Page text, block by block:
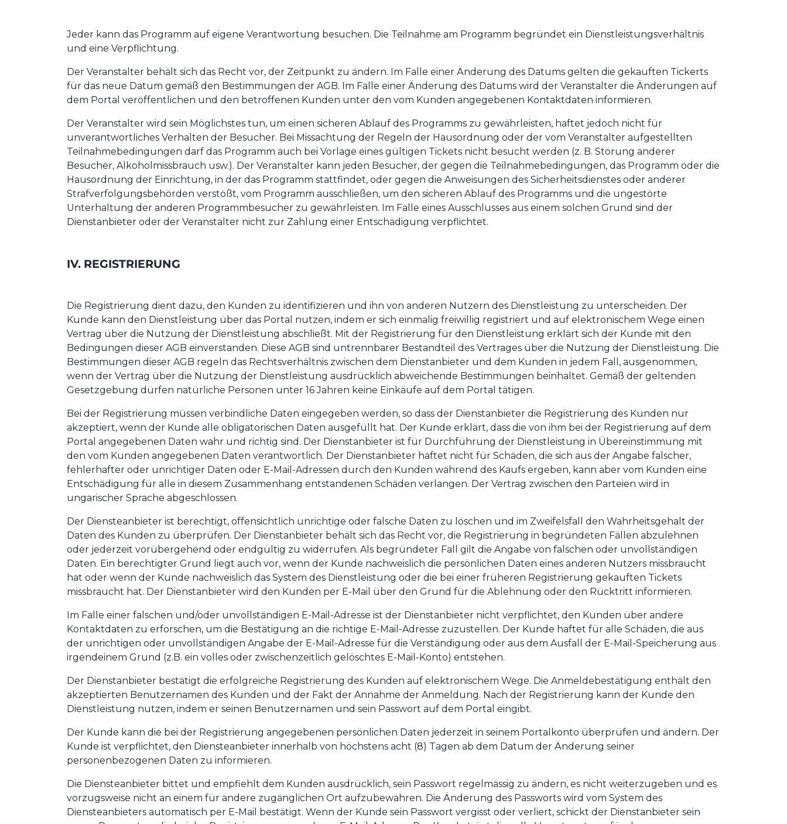
Jeder kann das Programm auf eigene Verantwortung besuchen. Die Teilnahme am Programm begründet ein Dienstleistungsverhältnis
und eine Verpflichtung.
Der Veranstalter behält sich das Recht vor, der Zeitpunkt zu ändern. Im Falle einer Änderung des Datums gelten die gekauften Tickerts
für das neue Datum gemäß den Bestimmungen der AGB. Im Falle einer Änderung des Datums wird der Veranstalter die Änderungen auf
dem Portal veröffentlichen und den betroffenen Kunden unter den vom Kunden angegebenen Kontaktdaten informieren.
Der Veranstalter wird sein Möglichstes tun, um einen sicheren Ablauf des Programms zu gewährleisten, haftet jedoch nicht für
unverantwortliches Verhalten der Besucher. Bei Missachtung der Regeln der Hausordnung oder der vom Veranstalter aufgestellten
Teilnahmebedingungen darf das Programm auch bei Vorlage eines gültigen Tickets nicht besucht werden (z. B. Störung anderer
Besucher, Alkoholmissbrauch usw.). Der Veranstalter kann jeden Besucher, der gegen die Teilnahmebedingungen, das Programm oder die
Hausordnung der Einrichtung, in der das Programm stattfindet, oder gegen die Anweisungen des Sicherheitsdienstes oder anderer
Strafverfolgungsbehörden verstößt, vom Programm ausschließen, um den sicheren Ablauf des Programms und die ungestörte
Unterhaltung der anderen Programmbesucher zu gewährleisten. Im Falle eines Ausschlusses aus einem solchen Grund sind der
Dienstanbieter oder der Veranstalter nicht zur Zahlung einer Entschädigung verpflichtet.
IV. REGISTRIERUNG
Die Registrierung dient dazu, den Kunden zu identifizieren und ihn von anderen Nutzern des Dienstleistung zu unterscheiden. Der
Kunde kann den Dienstleistung über das Portal nutzen, indem er sich einmalig freiwillig registriert und auf elektronischem Wege einen
Vertrag über die Nutzung der Dienstleistung abschließt. Mit der Registrierung für den Dienstleistung erklärt sich der Kunde mit den
Bedingungen dieser AGB einverstanden. Diese AGB sind untrennbarer Bestandteil des Vertrages über die Nutzung der Dienstleistung. Die
Bestimmungen dieser AGB regeln das Rechtsverhältnis zwischen dem Dienstanbieter und dem Kunden in jedem Fall, ausgenommen,
wenn der Vertrag über die Nutzung der Dienstleistung ausdrücklich abweichende Bestimmungen beinhaltet. Gemäß der geltenden
Gesetzgebung dürfen natürliche Personen unter 16 Jahren keine Einkäufe auf dem Portal tätigen.
Bei der Registrierung müssen verbindliche Daten eingegeben werden, so dass der Dienstanbieter die Registrierung des Kunden nur
akzeptiert, wenn der Kunde alle obligatorischen Daten ausgefüllt hat. Der Kunde erklärt, dass die von ihm bei der Registrierung auf dem
Portal angegebenen Daten wahr und richtig sind. Der Dienstanbieter ist für Durchführung der Dienstleistung in Übereinstimmung mit
den vom Kunden angegebenen Daten verantwortlich. Der Dienstanbieter haftet nicht für Schäden, die sich aus der Angabe falscher,
fehlerhafter oder unrichtiger Daten oder E-Mail-Adressen durch den Kunden während des Kaufs ergeben, kann aber vom Kunden eine
Entschädigung für alle in diesem Zusammenhang entstandenen Schäden verlangen. Der Vertrag zwischen den Parteien wird in
ungarischer Sprache abgeschlossen.
Der Diensteanbieter ist berechtigt, offensichtlich unrichtige oder falsche Daten zu löschen und im Zweifelsfall den Wahrheitsgehalt der
Daten des Kunden zu überprüfen. Der Dienstanbieter behält sich das Recht vor, die Registrierung in begründeten Fällen abzulehnen
oder jederzeit vorübergehend oder endgültig zu widerrufen. Als begründeter Fall gilt die Angabe von falschen oder unvollständigen
Daten. Ein berechtigter Grund liegt auch vor, wenn der Kunde nachweislich die persönlichen Daten eines anderen Nutzers missbraucht
hat oder wenn der Kunde nachweislich das System des Dienstleistung oder die bei einer früheren Registrierung gekauften Tickets
missbraucht hat. Der Dienstanbieter wird den Kunden per E-Mail über den Grund für die Ablehnung oder den Rücktritt informieren.
Im Falle einer falschen und/oder unvollständigen E-Mail-Adresse ist der Dienstanbieter nicht verpflichtet, den Kunden über andere
Kontaktdaten zu erforschen, um die Bestätigung an die richtige E-Mail-Adresse zuzustellen. Der Kunde haftet für alle Schäden, die aus
der unrichtigen oder unvollständigen Angabe der E-Mail-Adresse für die Verständigung oder aus dem Ausfall der E-Mail-Speicherung aus
irgendeinem Grund (z.B. ein volles oder zwischenzeitlich gelöschtes E-Mail-Konto) entstehen.
Der Dienstanbieter bestätigt die erfolgreiche Registrierung des Kunden auf elektronischem Wege. Die Anmeldebestätigung enthält den
akzeptierten Benutzernamen des Kunden und der Fakt der Annahme der Anmeldung. Nach der Registrierung kann der Kunde den
Dienstleistung nutzen, indem er seinen Benutzernamen und sein Passwort auf dem Portal eingibt.
Der Kunde kann die bei der Registrierung angegebenen persönlichen Daten jederzeit in seinem Portalkonto überprüfen und ändern. Der
Kunde ist verpflichtet, den Diensteanbieter innerhalb von höchstens acht (8) Tagen ab dem Datum der Änderung seiner
personenbezogenen Daten zu informieren.
Die Diensteanbieter bittet und empfiehlt dem Kunden ausdrücklich, sein Passwort regelmässig zu ändern, es nicht weiterzugeben und es
vorzugsweise nicht an einem für andere zugänglichen Ort aufzubewahren. Die Änderung des Passworts wird vom System des
Diensteanbieters automatisch per E-Mail bestätigt. Wenn der Kunde sein Passwort vergisst oder verliert, schickt der Dienstanbieter sein